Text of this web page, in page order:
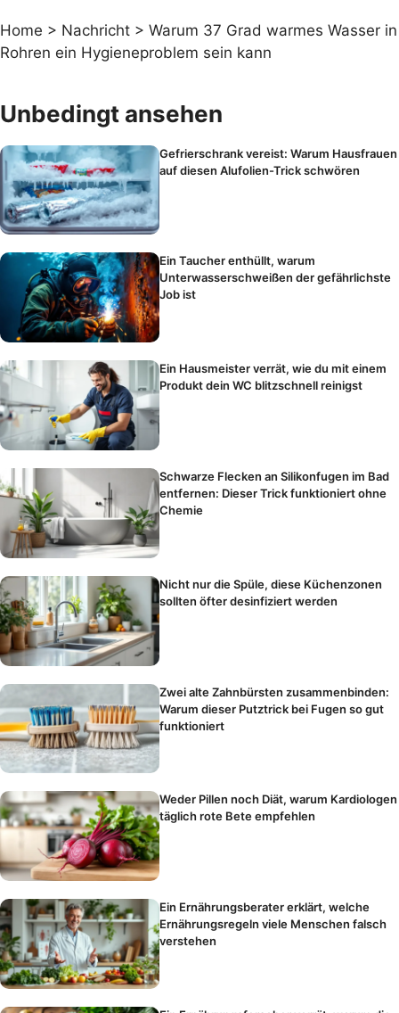
Home > Nachricht > Warum 37 Grad warmes Wasser in
Rohren ein Hygieneproblem sein kann
Unbedingt ansehen
Gefrierschrank vereist: Warum Hausfrauen
auf diesen Alufolien-Trick schwören
Ein Taucher enthüllt, warum
Unterwasserschweißen der gefährlichste
Job ist
Ein Hausmeister verrät, wie du mit einem
Produkt dein WC blitzschnell reinigst
Schwarze Flecken an Silikonfugen im Bad
entfernen: Dieser Trick funktioniert ohne
Chemie
Nicht nur die Spüle, diese Küchenzonen
sollten öfter desinfiziert werden
Zwei alte Zahnbürsten zusammenbinden:
Warum dieser Putztrick bei Fugen so gut
funktioniert
Weder Pillen noch Diät, warum Kardiologen
täglich rote Bete empfehlen
Ein Ernährungsberater erklärt, welche
Ernährungsregeln viele Menschen falsch
verstehen